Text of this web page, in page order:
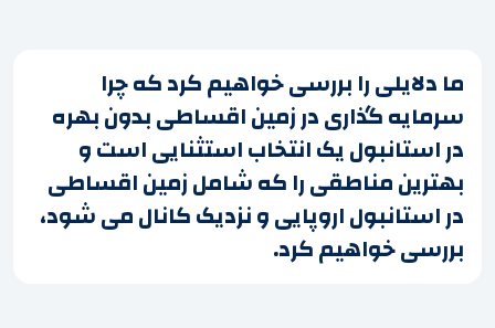
ما دلایلی را بررسی خواهیم کرد که چرا
سرمایه گذاری در زمین اقساطی بدون بهره
در استانبول یک انتخاب استثنایی است و
بهترین مناطقی را که شامل زمین اقساطی
در استانبول اروپایی و نزدیک کانال می شود،
بررسی خواهیم کرد.